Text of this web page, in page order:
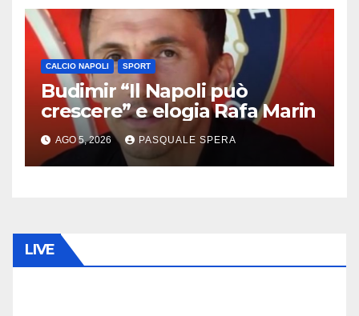
CALCIO NAPOLI SPORT
Budimir “Il Napoli può
crescere” e elogia Rafa Marin
AGO 5, 2026 PASQUALE SPERA
LIVE